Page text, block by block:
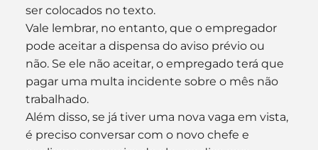
ser colocados no texto.
Vale lembrar, no entanto, que o empregador
pode aceitar a dispensa do aviso prévio ou
não. Se ele não aceitar, o empregado terá que
pagar uma multa incidente sobre o mês não
trabalhado.
Além disso, se já tiver uma nova vaga em vista,
é preciso conversar com o novo chefe e